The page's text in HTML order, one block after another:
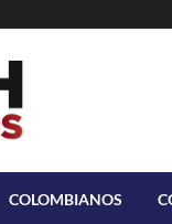
COLOMBIANOS